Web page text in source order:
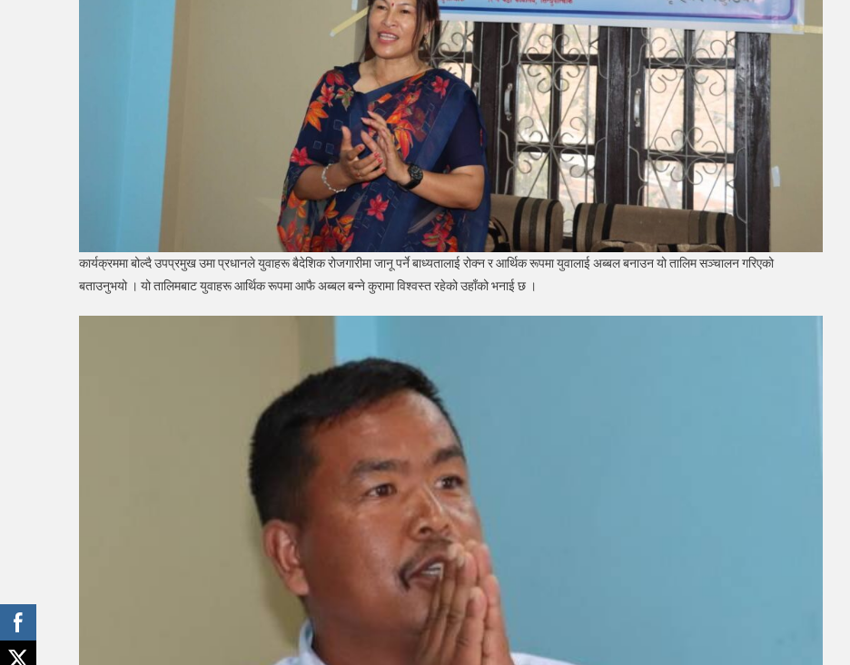
कार्यक्रममा बोल्दै उपप्रमुख उमा प्रधानले युवाहरू बैदेशिक रोजगारीमा जानू पर्ने बाध्यतालाई रोक्न र आर्थिक रूपमा युवालाई अब्बल बनाउन यो तालिम सञ्चालन गरिएको
बताउनुभयो । यो तालिमबाट युवाहरू आर्थिक रूपमा आफै अब्बल बन्ने कुरामा विश्वस्त रहेको उहाँको भनाई छ ।